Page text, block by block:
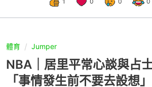
體育 Jumper
NBA｜居里平常心談與占
「事情發生前不要去設想」